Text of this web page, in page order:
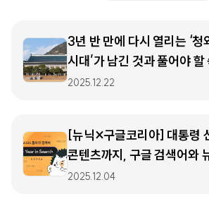
3년 반 만에 다시 열리는 ‘청
시대’가 남긴 것과 풀어야
2025.12.22
[뉴닉×구글코리아] 대통령
콘텐츠까지, 구글 검색어와
돌아본 2025년 🔍🦔
2025.12.04